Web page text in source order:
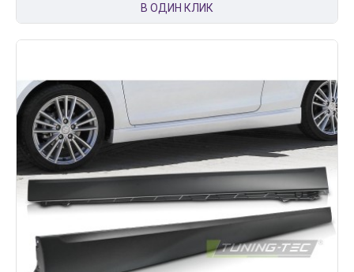
В ОДИН КЛИК